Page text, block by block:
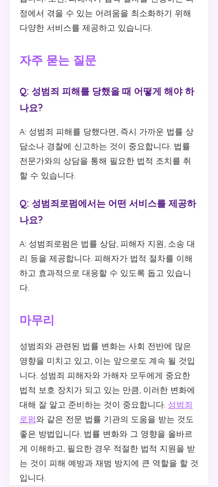
정에서 겪을 수 있는 어려움을 최소화하기 위해
다양한 서비스를 제공하고 있습니다.
자주 묻는 질문
Q: 성범죄 피해를 당했을 때 어떻게 해야 하
나요?
A: 성범죄 피해를 당했다면, 즉시 가까운 법률 상
담소나 경찰에 신고하는 것이 중요합니다. 법률
전문가와의 상담을 통해 필요한 법적 조치를 취
할 수 있습니다.
Q: 성범죄로펌에서는 어떤 서비스를 제공하
나요?
A: 성범죄로펌은 법률 상담, 피해자 지원, 소송 대
리 등을 제공합니다. 피해자가 법적 절차를 이해
하고 효과적으로 대응할 수 있도록 돕고 있습니
다.
마무리
성범죄와 관련된 법률 변화는 사회 전반에 많은
영향을 미치고 있고, 이는 앞으로도 계속 될 것입
니다. 성범죄 피해자와 가해자 모두에게 중요한
법적 보호 장치가 되고 있는 만큼, 이러한 변화에
대해 잘 알고 준비하는 것이 중요합니다. 성범죄
로펌와 같은 전문 법률 기관의 도움을 받는 것도
좋은 방법입니다. 법률 변화와 그 영향을 올바르
게 이해하고, 필요한 경우 적절한 법적 지원을 받
는 것이 피해 예방과 재범 방지에 큰 역할을 할 것
입니다.